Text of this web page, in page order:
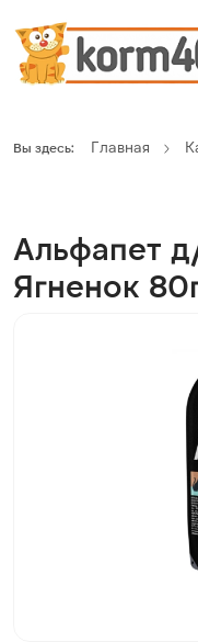
Вы здесь: Главная
Альфапет
Ягненок